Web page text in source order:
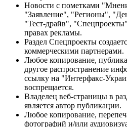
Новости с пометками
"Заявление", "Регионы",
"Тест-драйв",
правах рекламы.
Раздел Спецпроекты
коммерческими партнерами.
Любое копирование,
другое распространение
ссылку на "Интерфакс-
воспрещается.
Владелец веб-страницы в
является автор публикации.
Любое копирование,
фотографий и/или